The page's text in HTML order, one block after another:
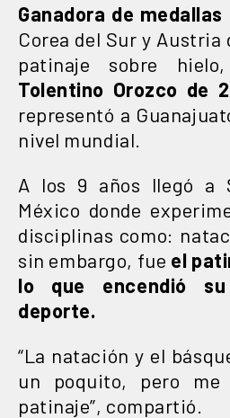
Ganadora de
Corea del Sur y Austria
patinaje sobre
Tolentino Orozco de
representó a
nivel mundial.
A los 9 años llegó a
México donde
disciplinas como:
sin embargo, fue el
lo que encendió
deporte.
“La natación y el
un poquito, pero me
patinaje”, compartió.